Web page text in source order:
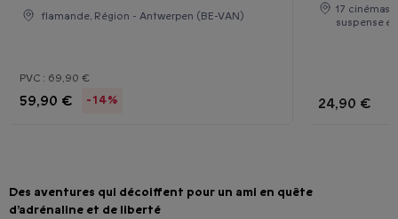
flamande, Région - Antwerpen (BE-VAN)
PVC : 69,90 €
59,90 € -14%
17 cinémas
suspense
24,90 €
Des aventures qui décoiffent pour un ami en quête
d’adrénaline et de liberté